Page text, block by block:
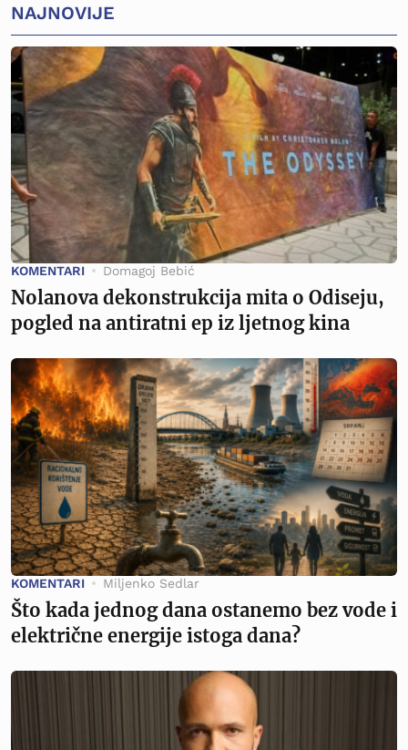
NAJNOVIJE
KOMENTARI Domagoj Bebić
Nolanova dekonstrukcija mita o Odiseju,
pogled na antiratni ep iz ljetnog kina
KOMENTARI Miljenko Sedlar
Što kada jednog dana ostanemo bez vode i
električne energije istoga dana?